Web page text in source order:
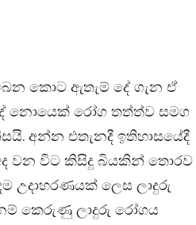
කොට ඇතැම් දේ ගැන ඒ
නොයෙක් රෝග තත්ත්ව සමග
අන්න එතැනදී ඉතිහාසයේදී
වන විට කිසිදු බියකින් තොරව
උදාහරණයක් ලෙස ලාදුරු
කෙරුණු ලාදුරු රෝගය